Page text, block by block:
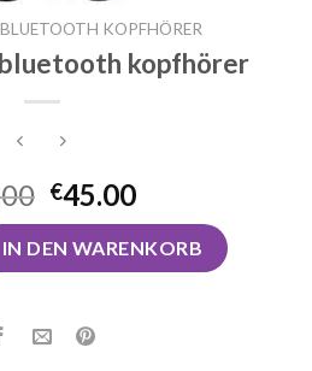
KOPFHÖRER
kopfhörer
€45.00
kopfhörer Menge
IN DEN WARENKORB